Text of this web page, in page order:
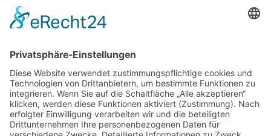
Gemeinde Scheeßel
27383 Scheeßel
Kontakt
Tel.: 04263 9308-0
E-Mail:info@scheessel.de